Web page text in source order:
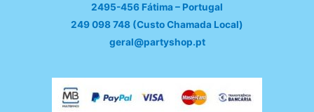
2495-456 Fátima – Portugal
249 098 748 (Custo Chamada Local)
geral@partyshop.pt